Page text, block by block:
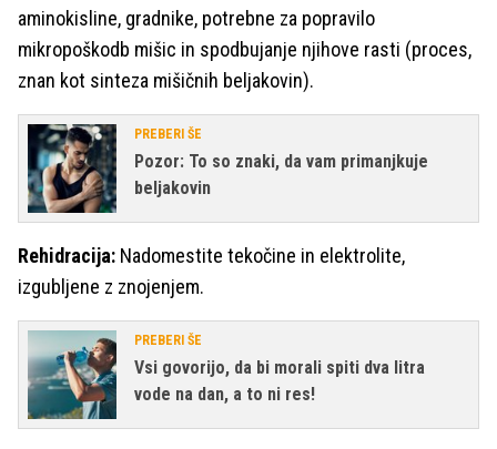
aminokisline, gradnike, potrebne za popravilo
mikropoškodb mišic in spodbujanje njihove rasti (proces,
znan kot sinteza mišičnih beljakovin).
PREBERI ŠE
Pozor: To so znaki, da vam primanjkuje
beljakovin
Rehidracija: Nadomestite tekočine in elektrolite,
izgubljene z znojenjem.
PREBERI ŠE
Vsi govorijo, da bi morali spiti dva litra
vode na dan, a to ni res!